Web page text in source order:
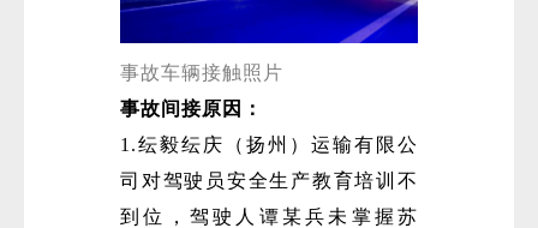
事故车辆接触照片
事故间接原因：
1.纭毅纭庆（扬州）运输有限公
司对驾驶员安全生产教育培训不
到位，驾驶人谭某兵未掌握苏